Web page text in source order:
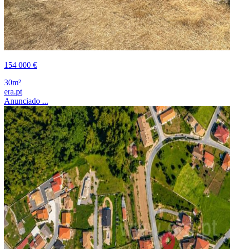
154 000 €
30m²
era.pt
Anunciado ...